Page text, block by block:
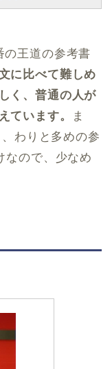
の王道の参考書
に比べて難しめ
く、普通の人が
ています。
ま
わりと多めの参
なので、少なめ